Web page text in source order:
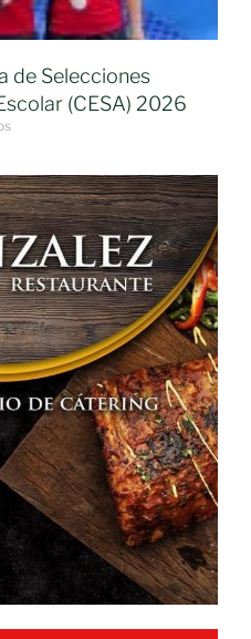
de Selecciones
(CESA) 2026